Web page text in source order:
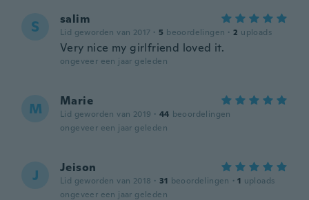
S salim
Lid geworden van 2017 · 5 beoordelingen · 2 uploads
Very nice my girlfriend loved it.
ongeveer een jaar geleden
M Marie
Lid geworden van 2019 · 44 beoordelingen
ongeveer een jaar geleden
J Jeison
Lid geworden van 2018 · 31 beoordelingen · 1 uploads
ongeveer een jaar geleden